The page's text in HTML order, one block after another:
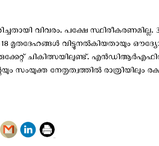
വിവരം. പക്ഷേ സ്ഥിരീകരണമില്ല.
18 മൃതദേഹങ്ങൾ വിട്ടുനൽകിയതായും
പരുക്കേറ്റ് ചികിത്സയിലുണ്ട്.
സംയുക്ത നേതൃത്വത്തില്‍ രാത്രിയിലും